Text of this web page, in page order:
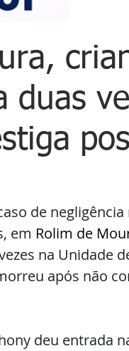
duas
de
em Rolim de
na Unidade
após não
deu entrada